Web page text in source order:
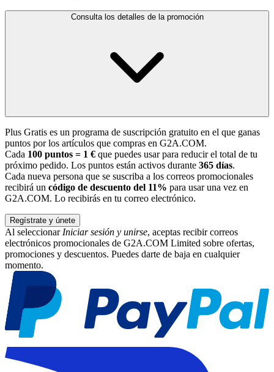
Consulta los detalles de la promoción
Plus Gratis es un programa de suscripción gratuito en el que ganas
puntos por los artículos que compras en G2A.COM.
Cada 100 puntos = 1 € que puedes usar para reducir el total de tu
próximo pedido. Los puntos están activos durante 365 días.
Cada nueva persona que se suscriba a los correos promocionales
recibirá un código de descuento del 11% para usar una vez en
G2A.COM. Lo recibirás en tu correo electrónico.
Regístrate y únete
Al seleccionar Iniciar sesión y unirse, aceptas recibir correos
electrónicos promocionales de G2A.COM Limited sobre ofertas,
promociones y descuentos. Puedes darte de baja en cualquier
momento.